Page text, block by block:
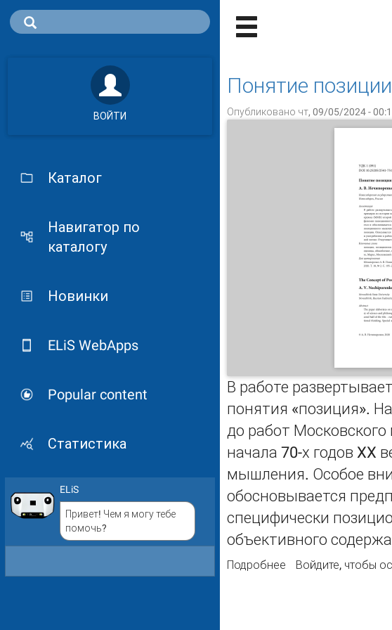
ВОЙТИ
Каталог
Навигатор по
каталогу
Новинки
ELiS WebApps
Popular content
Статистика
ELiS
Привет! Чем я могу тебе
помочь?
Понятие
Опубликовано чт, 09/05/2024 -
В работе
понятия «позиция».
до работ
начала 70-х годов XX
мышления. Особое
обосновывается
специфически
объективного
Подробнее о Понятие
Войдите, чтобы